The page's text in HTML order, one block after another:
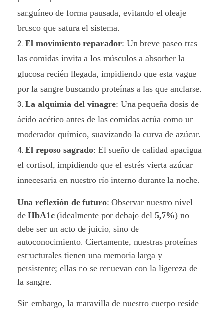
sanguíneo de forma pausada, evitando el oleaje
brusco que satura el sistema.
El movimiento reparador: Un breve paseo tras
las comidas invita a los músculos a absorber la
glucosa recién llegada, impidiendo que esta vague
por la sangre buscando proteínas a las que anclarse.
La alquimia del vinagre: Una pequeña dosis de
ácido acético antes de las comidas actúa como un
moderador químico, suavizando la curva de azúcar.
El reposo sagrado: El sueño de calidad apacigua
el cortisol, impidiendo que el estrés vierta azúcar
innecesaria en nuestro río interno durante la noche.
Una reflexión de futuro: Observar nuestro nivel
de HbA1c (idealmente por debajo del 5,7%) no
debe ser un acto de juicio, sino de
autoconocimiento. Ciertamente, nuestras proteínas
estructurales tienen una memoria larga y
persistente; ellas no se renuevan con la ligereza de
la sangre.
Sin embargo, la maravilla de nuestro cuerpo reside